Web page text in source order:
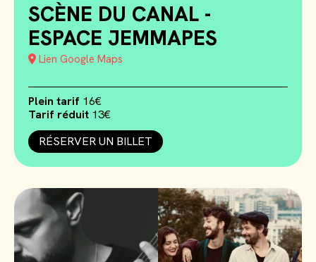
SCÈNE DU CANAL -
ESPACE JEMMAPES
Lien Google Maps
Plein tarif 16€
Tarif réduit 13€
RÉSERVER UN BILLET